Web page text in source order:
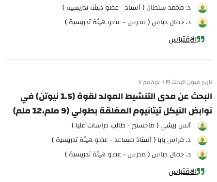
د. محمد سلطان ( أستاذ - عضو هيئة تدريسية )
د. جمال دباس ( مدرس - عضو هيئة تدريسية )
الاقتباس
تاريخ قبول البحث ٢٠١٩ نوفمبر ٠٧
البحث عن مدى التنشيط المولد لقوة (1.5 نيوتن) في
نوابض النيكل تيتانيوم المغلقة بطولي (9 ملم،12 ملم)
أنس ريشي ( ماجستير - طالب دراسات عليا )
د. فراس بابا ( أستاذ مساعد - عضو هيئة تدريسية )
د. جمال دباس ( مدرس - عضو هيئة تدريسية )
الاقتباس